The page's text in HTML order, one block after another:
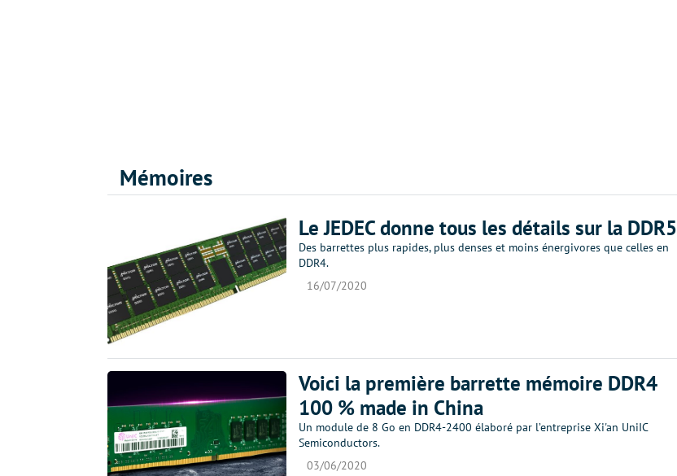
Mémoires
Le JEDEC donne tous les détails sur la DDR5
Des barrettes plus rapides, plus denses et moins énergivores que celles en
DDR4.
16/07/2020
Voici la première barrette mémoire DDR4
100 % made in China
Un module de 8 Go en DDR4-2400 élaboré par l’entreprise Xi'an UniIC
Semiconductors.
03/06/2020